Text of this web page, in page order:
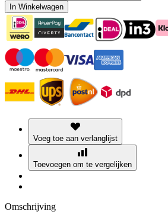
In Winkelwagen
Voeg toe aan verlanglijst
Toevoegen om te vergelijken
Omschrijving